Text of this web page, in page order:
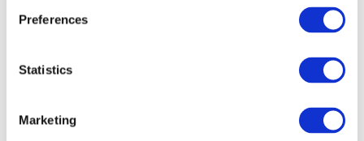
Preferences
Statistics
Marketing
Alle